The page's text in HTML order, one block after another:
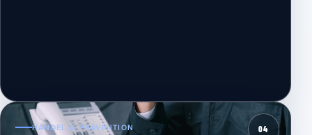
04
HANDEL & PRÄVENTION